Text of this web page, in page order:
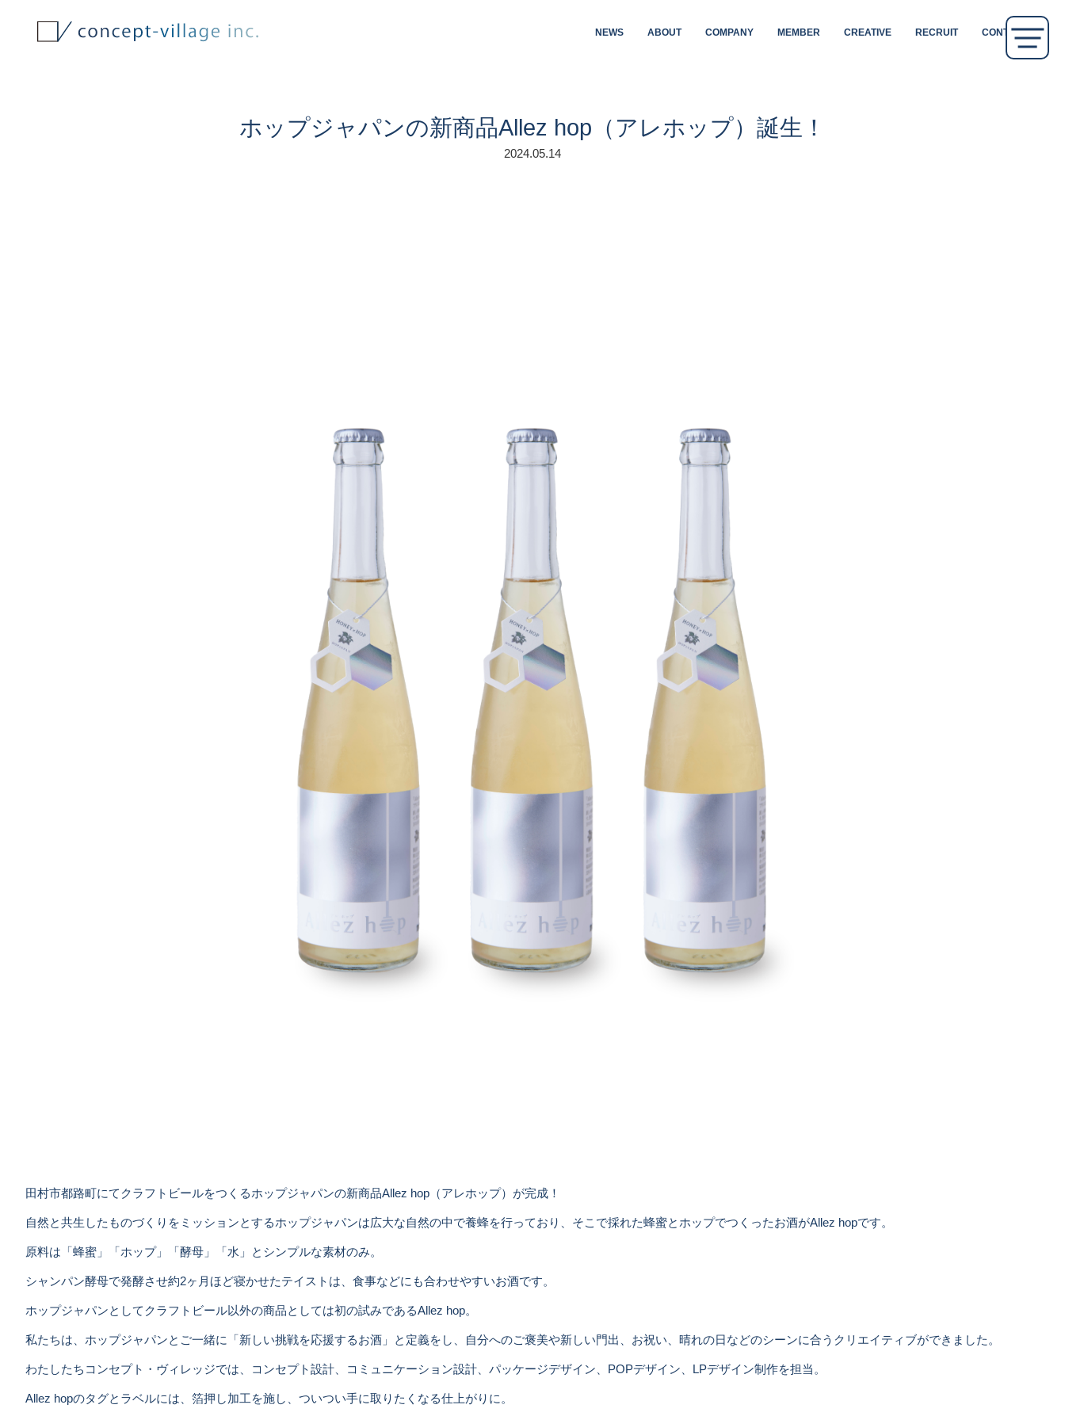
NEWS ABOUT COMPANY MEMBER CREATIVE RECRUIT CONTACT
ホップジャパンの新商品Allez hop（アレホップ）誕生！
2024.05.14
田村市都路町にてクラフトビールをつくるホップジャパンの新商品Allez hop（アレホップ）が完成！
自然と共生したものづくりをミッションとするホップジャパンは広大な自然の中で養蜂を行っており、そこで採れた蜂蜜とホップでつくったお酒がAllez hopです。
原料は「蜂蜜」「ホップ」「酵母」「水」とシンプルな素材のみ。
シャンパン酵母で発酵させ約2ヶ月ほど寝かせたテイストは、食事などにも合わせやすいお酒です。
ホップジャパンとしてクラフトビール以外の商品としては初の試みであるAllez hop。
私たちは、ホップジャパンとご一緒に「新しい挑戦を応援するお酒」と定義をし、自分へのご褒美や新しい門出、お祝い、晴れの日などのシーンに合うクリエイティブができました。
わたしたちコンセプト・ヴィレッジでは、コンセプト設計、コミュニケーション設計、パッケージデザイン、POPデザイン、LPデザイン制作を担当。
Allez hopのタグとラベルには、箔押し加工を施し、ついつい手に取りたくなる仕上がりに。